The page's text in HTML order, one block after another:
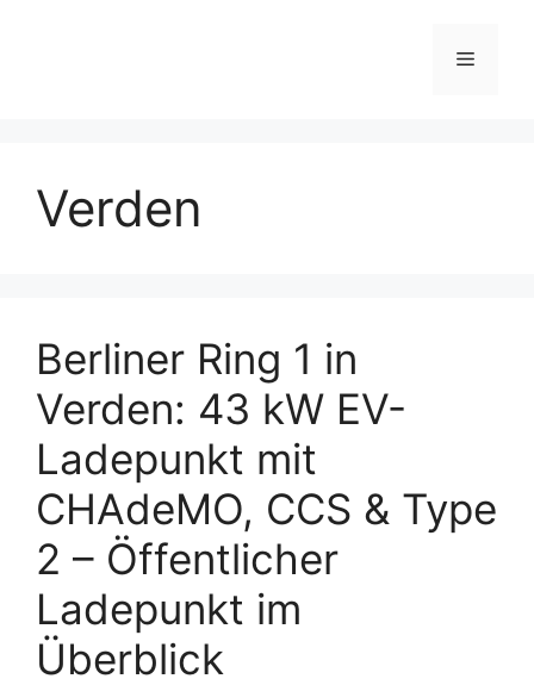
Menu
Verden
Berliner Ring 1 in
Verden: 43 kW EV-
Ladepunkt mit
CHAdeMO, CCS & Type
2 – Öffentlicher
Ladepunkt im
Überblick